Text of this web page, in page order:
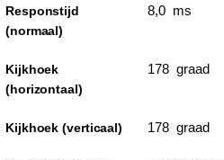
Responstijd
(normaal)
8,0 ms
Kijkhoek
(horizontaal)
178 graad
Kijkhoek (verticaal) 178 graad